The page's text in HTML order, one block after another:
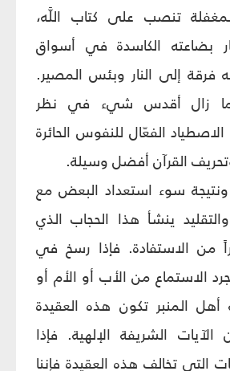
تنصب على كتاب اللَّه،
بضاعته الكاسدة في أسواق
فرقة إلى النار وبئس المصير.
وما زال أقدس شيء في نظر
الفعّال للنفوس الحائرة
القرآن أفضل وسيلة.
سوء استعداد البعض مع
والتقليد ينشأ هذا الحجاب الذي
من الاستفادة. فإذا رسخ في
الاستماع من الأب أو الأم أو
المنبر تكون هذه العقيدة
الآيات الشريفة الإلهية. فإذا
التي تخالف هذه العقيدة فإننا